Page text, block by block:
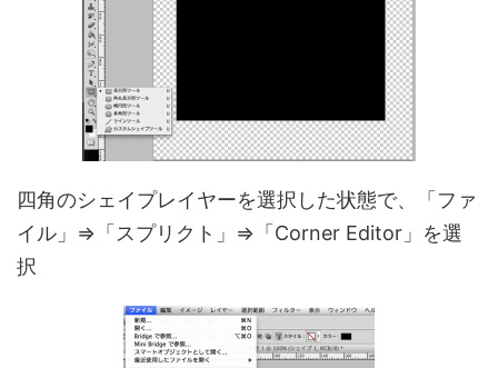
四角のシェイプレイヤーを選択した状態で、「ファ
イル」⇒「スプリクト」⇒「Corner Editor」を選
択